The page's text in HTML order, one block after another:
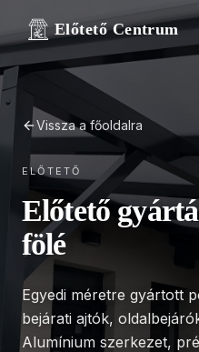
Előtető Centrum
Vissza a főoldalra
ELŐTETŐ
Előtető
fölé
Egyedi méretre gyártott
bejárati ajtók,
Alumínium szerkezet,